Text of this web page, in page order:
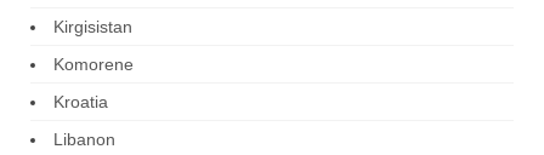
Kirgisistan
Komorene
Kroatia
Libanon